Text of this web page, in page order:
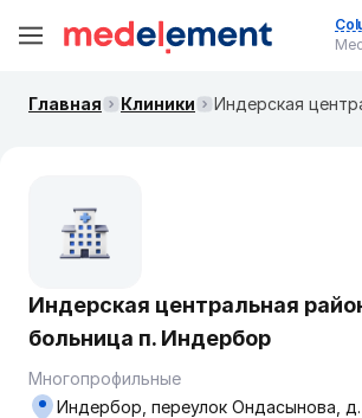
Главная Клиники
Индерская центральная
больница п. Индербор
Многопрофильные
Индербор, переулок Ондасынова, д.